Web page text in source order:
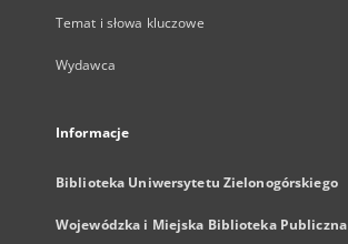
Temat i słowa kluczowe
Wydawca
Informacje
Biblioteka Uniwersytetu Zielonogórskiego
Wojewódzka i Miejska Biblioteka Publiczna